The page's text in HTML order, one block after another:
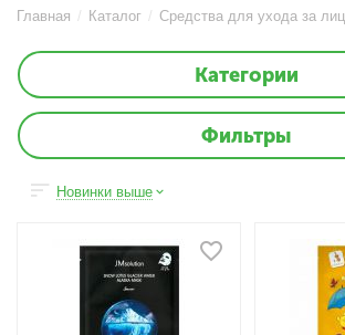
Главная / Каталог / Средства для ухода за
Категории
Фильтры
Новинки выше